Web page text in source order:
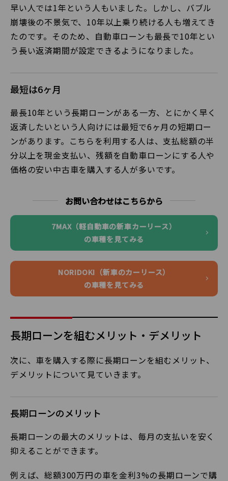
早い人では1年という人もいました。しかし、バブル
崩壊後の不景気で、10年以上乗り続ける人も増えてき
たのです。そのため、自動車ローンも最長で10年とい
う長い返済期間が設定できるようになりました。
最短は6ヶ月
最長10年という長期ローンがある一方、とにかく早く
返済したいという人向けには最短で6ヶ月の短期ロー
ンがあります。こちらを利用する人は、支払総額の半
分以上を現金支払い、残額を自動車ローンにする人や
価格の安い中古車を購入する人が多いです。
お問い合わせはこちらから
7MAX（軽自動車の新車カーリース）
の車種を見てみる
NORIDOKI（新車のカーリース）
の車種を見てみる
長期ローンを組むメリット・デメリット
次に、車を購入する際に長期ローンを組むメリット、
デメリットについて見ていきます。
長期ローンのメリット
長期ローンの最大のメリットは、毎月の支払いを安く
抑えることができます。
例えば、総額300万円の車を金利3%の長期ローンで購